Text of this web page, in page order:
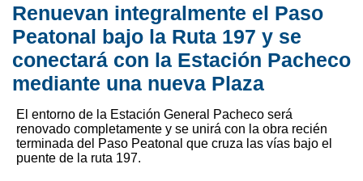
Renuevan integralmente el Paso
Peatonal bajo la Ruta 197 y se
conectará con la Estación Pacheco
mediante una nueva Plaza
El entorno de la Estación General Pacheco será
renovado completamente y se unirá con la obra recién
terminada del Paso Peatonal que cruza las vías bajo el
puente de la ruta 197.